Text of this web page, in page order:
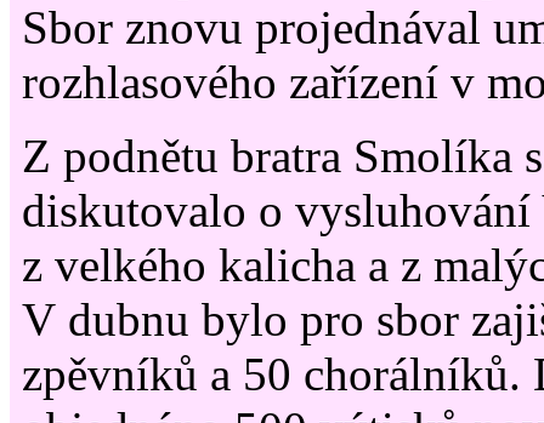
Sbor znovu projednával
rozhlasového zařízení v
Z podnětu bratra Smolíka
diskutovalo o vysluhování
z velkého kalicha a z
V dubnu bylo pro sbor
zpěvníků a 50 chorálníků.